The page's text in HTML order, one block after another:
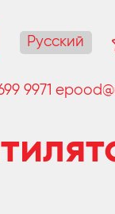
Русский
9971